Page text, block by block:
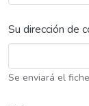
Su dirección de
Se enviará el